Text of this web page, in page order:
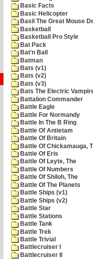
Basic Facts
Basic Helicopter
Basil The Great Mouse
Basketball
Basketball Pro Style
Bat Pack
Bat'n Ball
Batman
Bats (v1)
Bats (v2)
Bats (v3)
Bats The Electric
Battalion Commander
Battle Eagle
Battle For Normandy
Battle In The B Ring
Battle Of Antietam
Battle Of Britain
Battle Of Chickamauga,
Battle Of Eris
Battle Of Leyte, The
Battle Of Numbers
Battle Of Shiloh, The
Battle Of The Planets
Battle Ships (v1)
Battle Ships (v2)
Battle Star
Battle Stations
Battle Tank
Battle Trek
Battle Trivial
Battlecruiser I
Battlecruiser II